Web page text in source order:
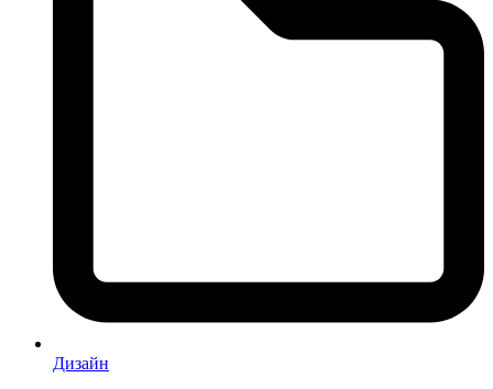
Дизайн